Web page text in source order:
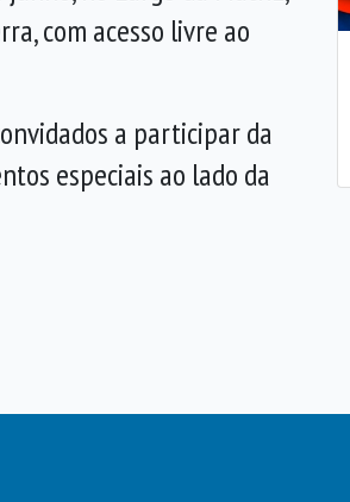
com acesso livre ao
a participar da
especiais ao lado da